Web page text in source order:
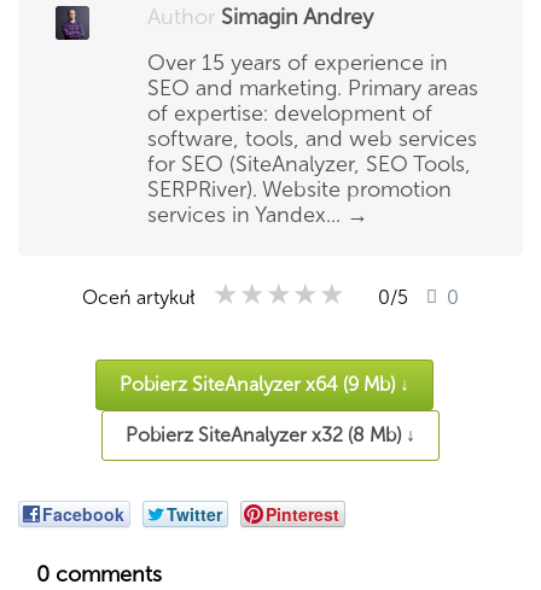
Author Simagin Andrey
Over 15 years of experience in
SEO and marketing. Primary areas
of expertise: development of
software, tools, and web services
for SEO (SiteAnalyzer, SEO Tools,
SERPRiver). Website promotion
services in Yandex... →
Oceń artykuł ★★★★★
★★★★★
★★★★★ 0/5 0
Pobierz SiteAnalyzer x64 (9 Mb) ↓
Pobierz SiteAnalyzer x32 (8 Mb) ↓
Facebook Twitter Pinterest
0 comments